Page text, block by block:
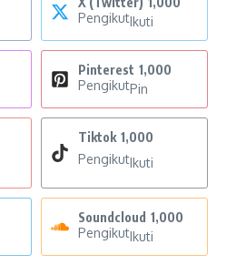
PengikutIkuti
Pinterest 1,000
PengikutPin
Tiktok 1,000
PengikutIkuti
Soundcloud 1,000
PengikutIkuti